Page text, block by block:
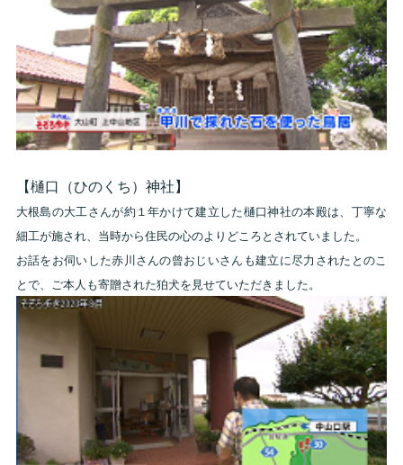
【樋口（ひのくち）神社】
大根島の大工さんが約１年かけて建立した樋口神社の本殿は、丁寧な
細工が施され、当時から住民の心のよりどころとされていました。
お話をお伺いした赤川さんの曾おじいさんも建立に尽力されたとのこ
とで、ご本人も寄贈された狛犬を見せていただきました。